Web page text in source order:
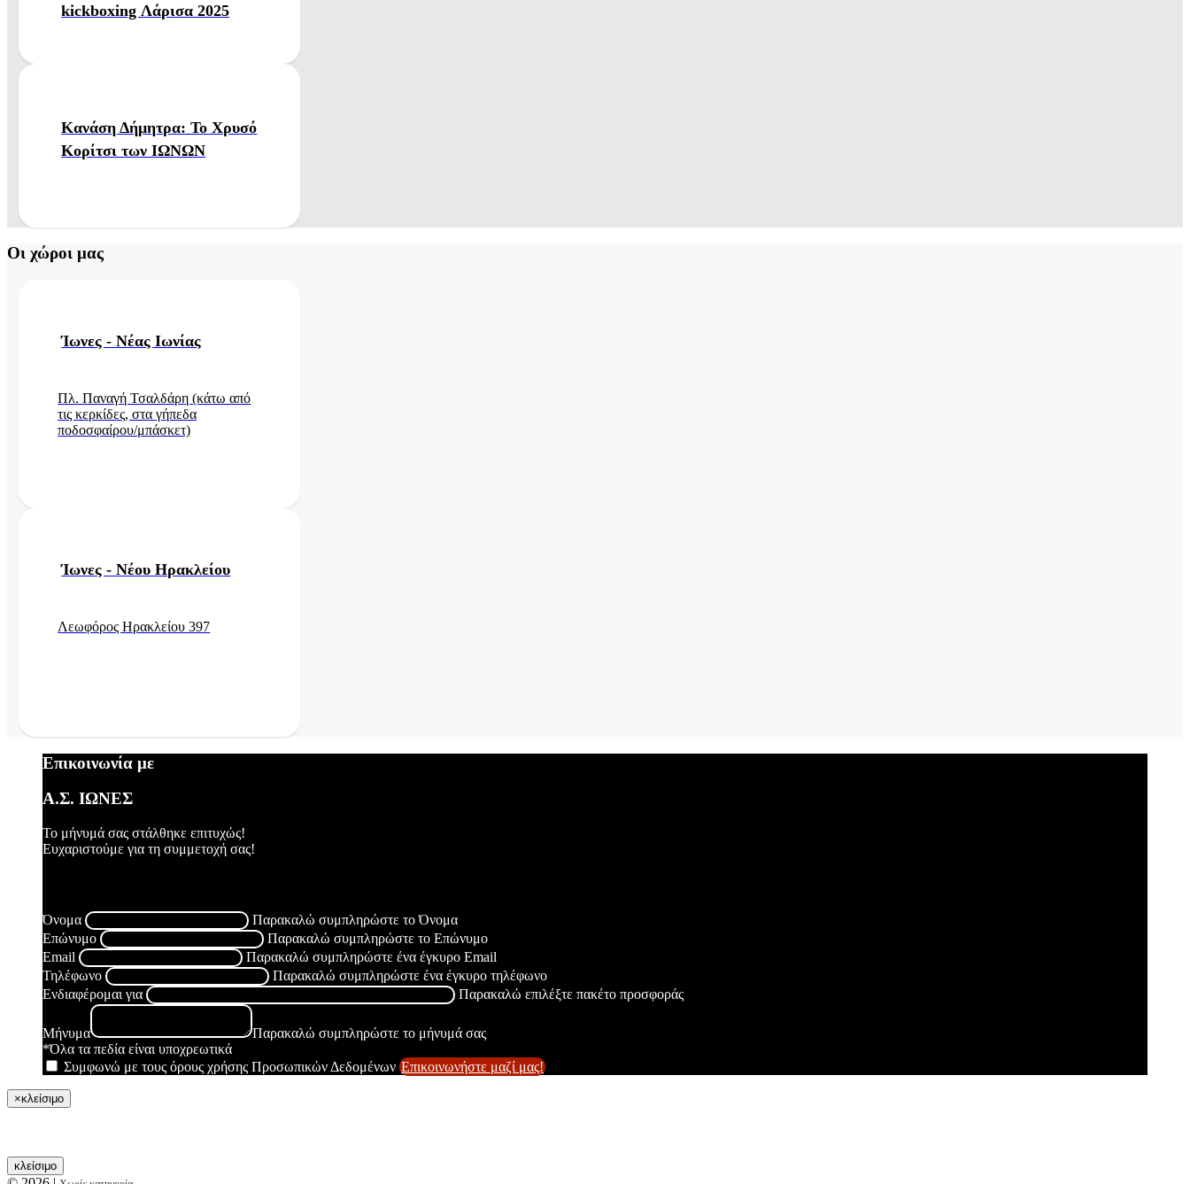
kickboxing Λάρισα 2025
Κανάση Δήμητρα: Το Χρυσό
Κορίτσι των ΙΩΝΩΝ
Οι χώροι μας
Ίωνες - Νέας Ιωνίας
Πλ. Παναγή Τσαλδάρη (κάτω από
τις κερκίδες, στα γήπεδα
ποδοσφαίρου/μπάσκετ)
Ίωνες - Νέου Ηρακλείου
Λεωφόρος Ηρακλείου 397
Επικοινωνία με
Α.Σ. ΙΩΝΕΣ
Το μήνυμά σας στάλθηκε επιτυχώς!
Ευχαριστούμε για τη συμμετοχή σας!
Όνομα
Παρακαλώ συμπληρώστε το Όνομα
Επώνυμο
Παρακαλώ συμπληρώστε το Επώνυμο
Email
Παρακαλώ συμπληρώστε ένα έγκυρο Email
Τηλέφωνο
Παρακαλώ συμπληρώστε ένα έγκυρο τηλέφωνο
Ενδιαφέρομαι για
Παρακαλώ επιλέξτε πακέτο προσφοράς
Μήνυμα
Παρακαλώ συμπληρώστε το μήνυμά σας
*Όλα τα πεδία είναι υποχρεωτικά
Συμφωνώ με τους όρους χρήσης Προσωπικών Δεδομένων Επικοινωνήστε μαζί μας!
×κλείσιμο
κλείσιμο